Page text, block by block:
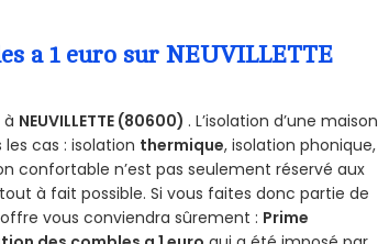
a 1 euro sur NEUVILLETTE
à NEUVILLETTE (80600) . L’isolation d’une maison
cas : isolation thermique, isolation phonique,
confortable n’est pas seulement réservé aux
tout à fait possible. Si vous faites donc partie de
vous conviendra sûrement : Prime